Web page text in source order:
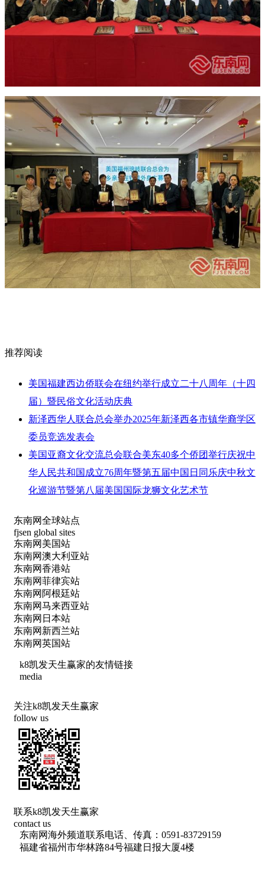
推荐阅读
美国福建西边侨联会在纽约举行成立二十八周年（十四
届）暨民俗文化活动庆典
新泽西华人联合总会举办2025年新泽西各市镇华裔学区
委员竞选发表会
美国亚裔文化交流总会联合美东40多个侨团举行庆祝中
华人民共和国成立76周年暨第五届中国日同乐庆中秋文
化巡游节暨第八届美国国际龙狮文化艺术节
东南网全球站点
fjsen global sites
东南网美国站
东南网澳大利亚站
东南网香港站
东南网菲律宾站
东南网阿根廷站
东南网马来西亚站
东南网日本站
东南网新西兰站
东南网英国站
k8凯发天生赢家的友情链接
media
关注k8凯发天生赢家
follow us
联系k8凯发天生赢家
contact us
东南网海外频道联系电话、传真：0591-83729159
福建省福州市华林路84号福建日报大厦4楼